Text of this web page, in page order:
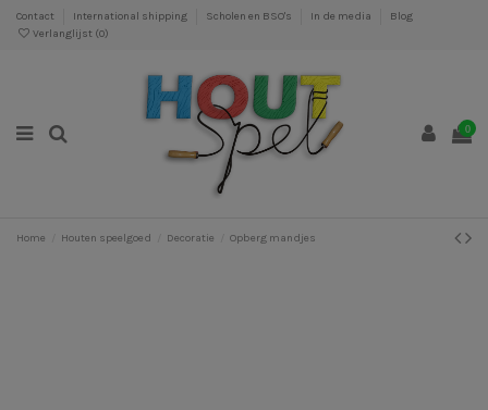
Contact International shipping Scholen en BSO's In de media
Blog
Verlanglijst (0)
0
Home Houten speelgoed Decoratie Opberg mandjes